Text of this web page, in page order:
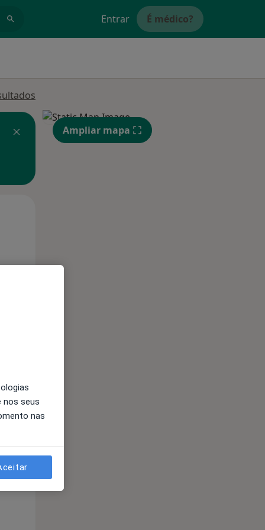
Entrar É médico?
Qua
12 Ago
Ampliar mapa
nos seus
nas